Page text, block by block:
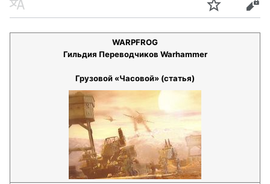
WARPFROG
Гильдия Переводчиков Warhammer
Грузовой «Часовой» (статья)